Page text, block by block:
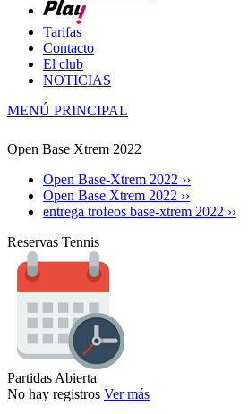
Tarifas
Contacto
El club
NOTICIAS
MENÚ PRINCIPAL
Open Base Xtrem 2022
Open Base-Xtrem 2022 ››
Open Base Xtrem 2022 ››
entrega trofeos base-xtrem 2022 ››
Reservas Tennis
Partidas Abierta
No hay registros Ver más